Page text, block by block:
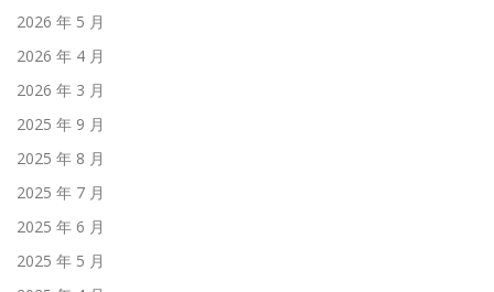
2026 年 5 月
2026 年 4 月
2026 年 3 月
2025 年 9 月
2025 年 8 月
2025 年 7 月
2025 年 6 月
2025 年 5 月